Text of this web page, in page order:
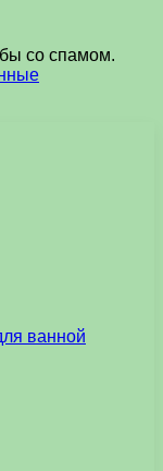
со спамом.
ванной